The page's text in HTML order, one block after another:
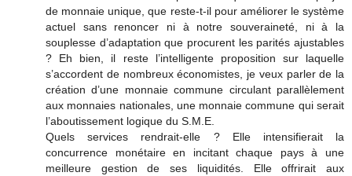
de monnaie unique, que reste-t-il pour améliorer le système
actuel sans renoncer ni à notre souveraineté, ni à la
souplesse d’adaptation que procurent les parités ajustables
? Eh bien, il reste l’intelligente proposition sur laquelle
s’accordent de nombreux économistes, je veux parler de la
création d’une monnaie commune circulant parallèlement
aux monnaies nationales, une monnaie commune qui serait
l’aboutissement logique du S.M.E.
Quels services rendrait-elle ? Elle intensifierait la
concurrence monétaire en incitant chaque pays à une
meilleure gestion de ses liquidités. Elle offrirait aux